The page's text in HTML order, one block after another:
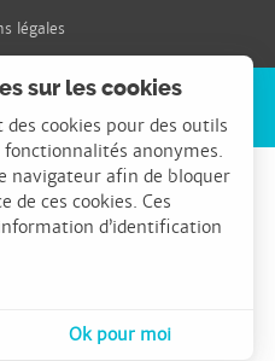
légales
sur les cookies
cookies pour des outils
anonymes.
navigateur afin de bloquer
ces cookies. Ces
d’identification
Ok pour moi